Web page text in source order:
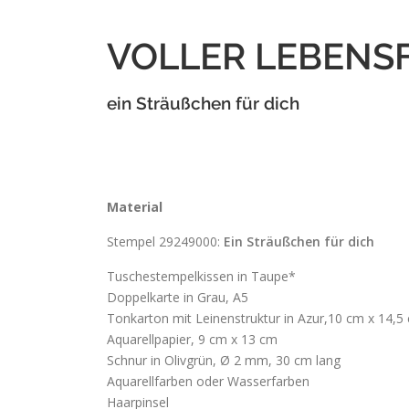
VOLLER
ein Sträußchen für dich
Material
Stempel 29249000: Ein Sträußchen für dich
Tuschestempelkissen in Taupe*
Doppelkarte in Grau, A5
Tonkarton mit Leinenstruktur in Azur,10 cm x 14,5
Aquarellpapier, 9 cm x 13 cm
Schnur in Olivgrün, Ø 2 mm, 30 cm lang
Aquarellfarben oder Wasserfarben
Haarpinsel